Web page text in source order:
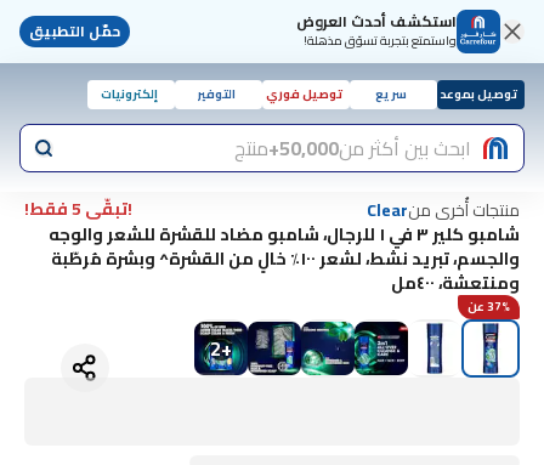
استكشف أحدث العروض
واستمتع بتجربة تسوّق مذهلة! حمّل التطبيق
توصيل بموعد سريع توصيل فوري التوفير إلكترونيات
ابحث بين أكثر من50,000+ منتج
منتجات أُخرى منClear
!تبقّى 5 فقط!
شامبو كلير ٣ في ١ للرجال، شامبو مضاد للقشرة للشعر والوجه
والجسم، تبريد نشط، لشعر ١٠٠٪ خالٍ من القشرة^ وبشرة مُرطّبة
ومنتعشة، ٤٠٠مل
37% عن
+
2